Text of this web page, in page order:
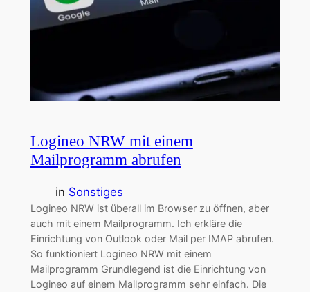
Logineo NRW mit einem
Mailprogramm abrufen
in Sonstiges
Logineo NRW ist überall im Browser zu öffnen, aber
auch mit einem Mailprogramm. Ich erkläre die
Einrichtung von Outlook oder Mail per IMAP abrufen.
So funktioniert Logineo NRW mit einem
Mailprogramm Grundlegend ist die Einrichtung von
Logineo auf einem Mailprogramm sehr einfach. Die